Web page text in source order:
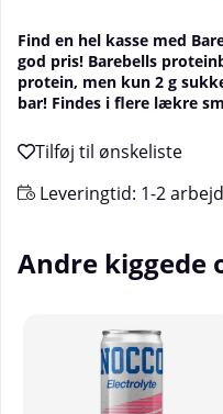
Find en hel kasse med
god pris! Barebells
protein, men kun 2 g
bar! Findes i flere lækre
Leveringtid: 1-2
Andre kiggede